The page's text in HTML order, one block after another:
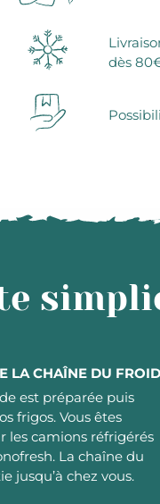
dès
LA CHAÎNE DU
est préparée puis
frigos. Vous êtes
les camions réfrigérés
La chaîne du
jusqu’à chez vous.